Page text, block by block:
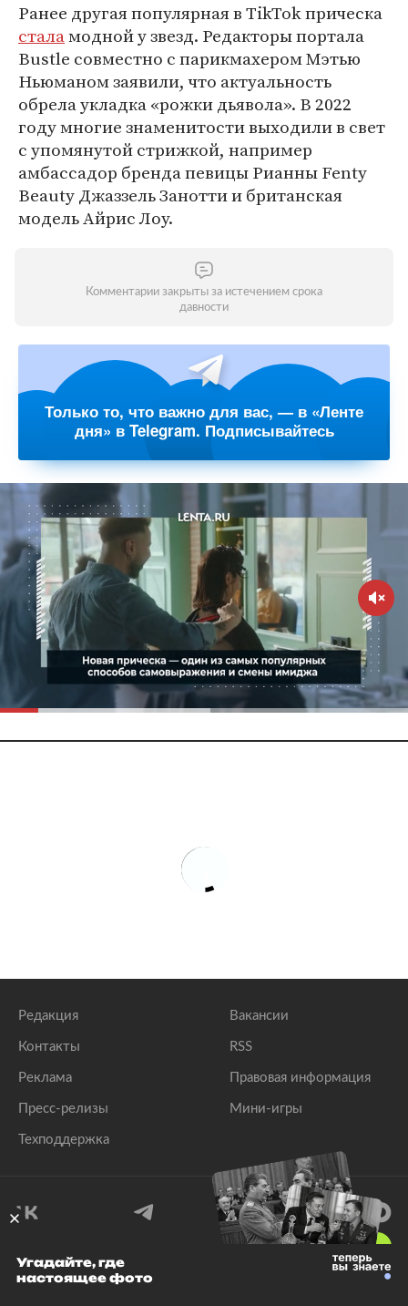
Ранее другая популярная в TikTok прическа
сталамодной у звезд. Редакторы портала
Bustle совместно с парикмахером Мэтью
Ньюманом заявили, что актуальность
обрела укладка «рожки дьявола». В 2022
году многие знаменитости выходили в свет
с упомянутой стрижкой, например
амбассадор бренда певицы Рианны Fenty
Beauty Джаззель Занотти и британская
модель Айрис Лоу.
Комментарии закрыты за истечением срока
давности
Только то, что важно для вас, — в «Ленте
дня» в Telegram. Подписывайтесь
Редакция
Контакты
Реклама
Пресс-релизы
Техподдержка
Вакансии
RSS
Правовая информация
Мини-игры
© 1999–2026 Все права защищены.
Угадайте, где
настоящее фото